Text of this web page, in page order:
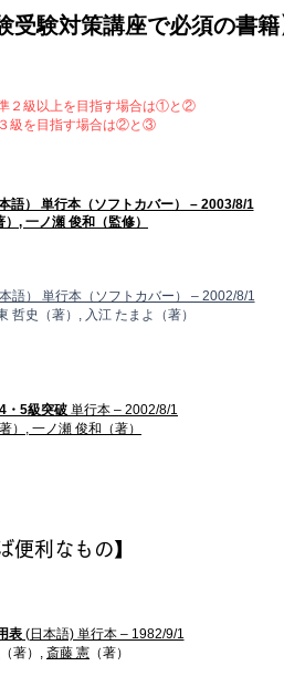
受験対策講座で必須の書籍
２級以上を目指す場合は①と②
級を目指す場合は②と③
語） 単行本（ソフトカバー） – 2003/8/1
）, 一ノ瀬 俊和（監修）
語） 単行本（ソフトカバー） – 2002/8/1
哲史（著）, 入江 たまよ（著）
・5級突破 単行本 – 2002/8/1
）, 一ノ瀬 俊和（著）
便利なもの】
表(日本語) 単行本 – 1982/9/1
（著）, 斎藤 憲 （著）